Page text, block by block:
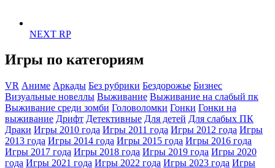
NEXT RP
Игры по категориям
VR Аниме Аркады Без рубрики Бездорожье Бизнес
Визуальные новеллы Выживание Выживание на слабый пк
Выживание среди зомби Головоломки Гонки Гонки на
выживание Дрифт Детективные Для детей Для слабых ПК
Драки Игры 2010 года Игры 2011 года Игры 2012 года Игры
2013 года Игры 2014 года Игры 2015 года Игры 2016 года
Игры 2017 года Игры 2018 года Игры 2019 года Игры 2020
года Игры 2021 года Игры 2022 года Игры 2023 года Игры